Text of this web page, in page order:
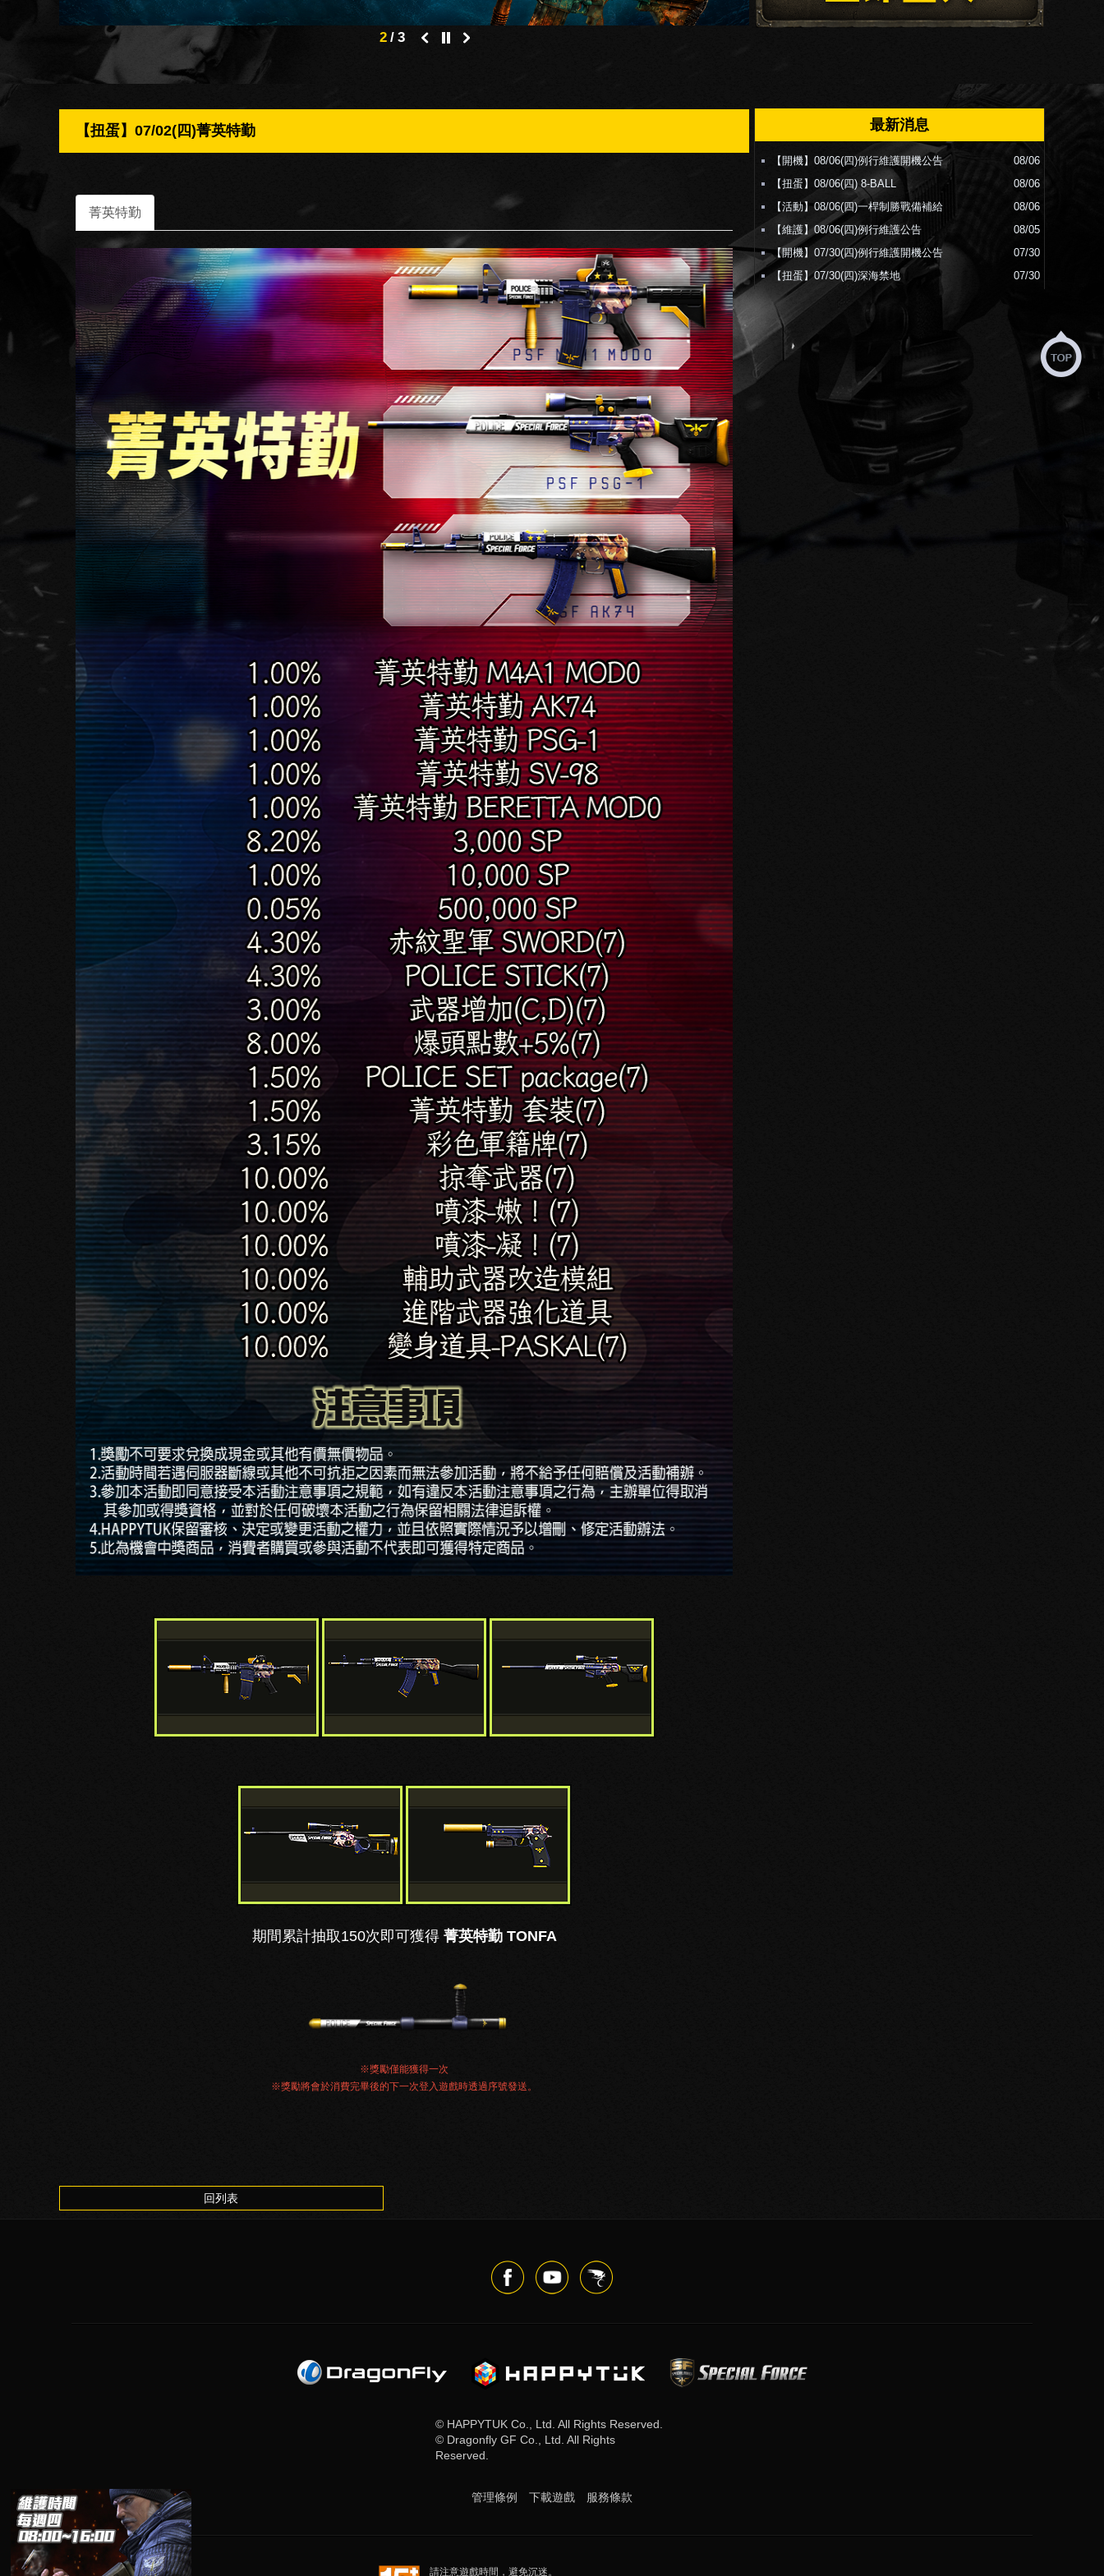
2 / 3
【扭蛋】07/02(四)菁英特勤
菁英特勤
期間累計抽取150次即可獲得 菁英特勤 TONFA
※獎勵僅能獲得一次
※獎勵將會於消費完畢後的下一次登入遊戲時透過序號發送。
回列表
最新消息
【開機】08/06(四)例行維護開機公告
08/06
【扭蛋】08/06(四) 8-BALL
08/06
【活動】08/06(四)一桿制勝戰備補給
08/06
【維護】08/06(四)例行維護公告
08/05
【開機】07/30(四)例行維護開機公告
07/30
【扭蛋】07/30(四)深海禁地
07/30
© HAPPYTUK Co., Ltd. All Rights Reserved.
© Dragonfly GF Co., Ltd. All Rights
Reserved.
管理條例 下載遊戲 服務條款​
請注意遊戲時間，避免沉迷。